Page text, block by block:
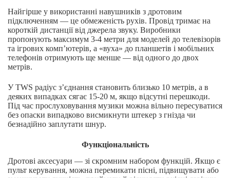
Найгірше у використанні навушників з дротовим
підключенням — це обмеженість рухів. Провід тримає на
короткій дистанції від джерела звуку. Виробники
пропонують максимум 3-4 метри для моделей до телевізорів
та ігрових комп’ютерів, а «вуха» до планшетів і мобільних
телефонів отримують ще менше — від одного до двох
метрів.
У TWS радіус з’єднання становить близько 10 метрів, а в
деяких випадках сягає 15-20 м, якщо відсутні перешкоди.
Під час прослуховування музики можна вільно пересуватися
без опаски випадково висмикнути штекер з гнізда чи
безнадійно заплутати шнур.
Функціональність
Дротові аксесуари — зі скромним набором функцій. Якщо є
пульт керування, можна перемикати пісні, підвищувати або